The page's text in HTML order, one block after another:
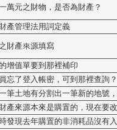
萬元之財物，是否為財產？
產管理法用詞定義
財產來源填寫
增值單要到那裡補印
忘了登入帳密，可到那裡查詢？
筆土地有分割出一筆新的地號
產來源本來是購置的，現在要
發現去年購置的非消耗品沒有